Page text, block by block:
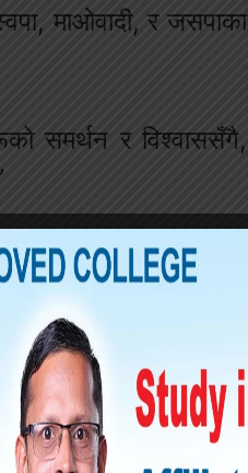
माओवादी, र जसपाका
समर्थन र विश्वाससँगै,